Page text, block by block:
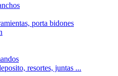
porta bidones
resortes, juntas ...